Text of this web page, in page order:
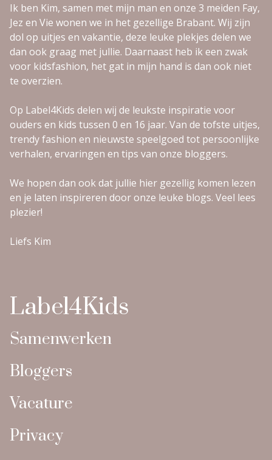
Ik ben Kim, samen met mijn man en onze 3 meiden Fay,
Jez en Vie wonen we in het gezellige Brabant. Wij zijn
dol op uitjes en vakantie, deze leuke plekjes delen we
dan ook graag met jullie. Daarnaast heb ik een zwak
voor kidsfashion, het gat in mijn hand is dan ook niet
te overzien.
Op Label4Kids delen wij de leukste inspiratie voor
ouders en kids tussen 0 en 16 jaar. Van de tofste uitjes,
trendy fashion en nieuwste speelgoed tot persoonlijke
verhalen, ervaringen en tips van onze bloggers.
We hopen dan ook dat jullie hier gezellig komen lezen
en je laten inspireren door onze leuke blogs. Veel lees
plezier!
Liefs Kim
Label4Kids
Samenwerken
Bloggers
Vacature
Privacy